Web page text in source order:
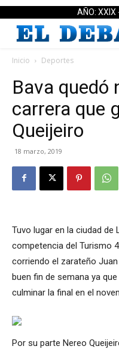
AÑO: XXIX
Inicio Deportes
Bava quedó
carrera que
Queijeiro
18 marzo, 2019
Tuvo lugar en la ciudad de
competencia del Turismo
corriendo el zarateño
buen fin de semana ya
culminar la final en el
Por su parte Nereo